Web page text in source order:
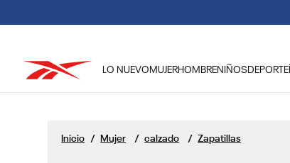
LO NUEVO MUJERHOMBRENIÑOSDEPORTE
Mujer calzado Zapatillas
2.
club c